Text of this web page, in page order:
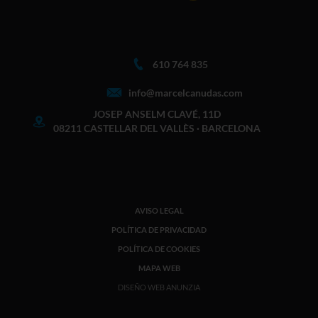
610 764 835
info@marcelcanudas.com
JOSEP ANSELM CLAVÉ, 11D
08211 CASTELLAR DEL VALLÈS · BARCELONA
AVISO LEGAL
POLÍTICA DE PRIVACIDAD
POLÍTICA DE COOKIES
MAPA WEB
DISEÑO WEB ANUNZIA